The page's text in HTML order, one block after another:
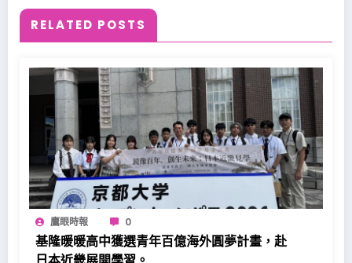
RELATED POSTS
鷹眼時報 0
基隆暖暖高中獲選青年百億海外圓夢計畫，赴